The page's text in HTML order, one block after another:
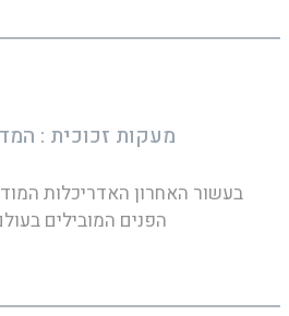
מעקות זכוכית :
בעשור האחרון האדריכלות
הפנים המובילים